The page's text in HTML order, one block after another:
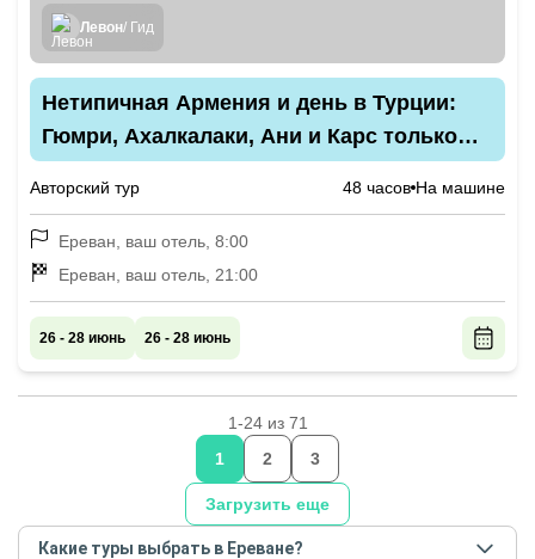
Левон/ Гид
Нетипичная Армения и день в Турции:
Гюмри, Ахалкалаки, Ани и Карс только
Авторский тур 48 часов На машине
Ереван, ваш отель, 8:00
Ереван, ваш отель, 21:00
26 - 28 июнь 26 - 28 июнь
1-24 из 71
Загрузить еще
1 2 3
Какие туры выбрать в Ереване?